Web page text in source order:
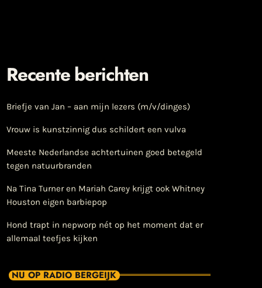
Recente berichten
Briefje van Jan – aan mijn lezers (m/v/dinges)
Vrouw is kunstzinnig dus schildert een vulva
Meeste Nederlandse achtertuinen goed betegeld
tegen natuurbranden
Na Tina Turner en Mariah Carey krijgt ook Whitney
Houston eigen barbiepop
Hond trapt in nepworp nét op het moment dat er
allemaal teefjes kijken
NU OP RADIO BERGEIJK